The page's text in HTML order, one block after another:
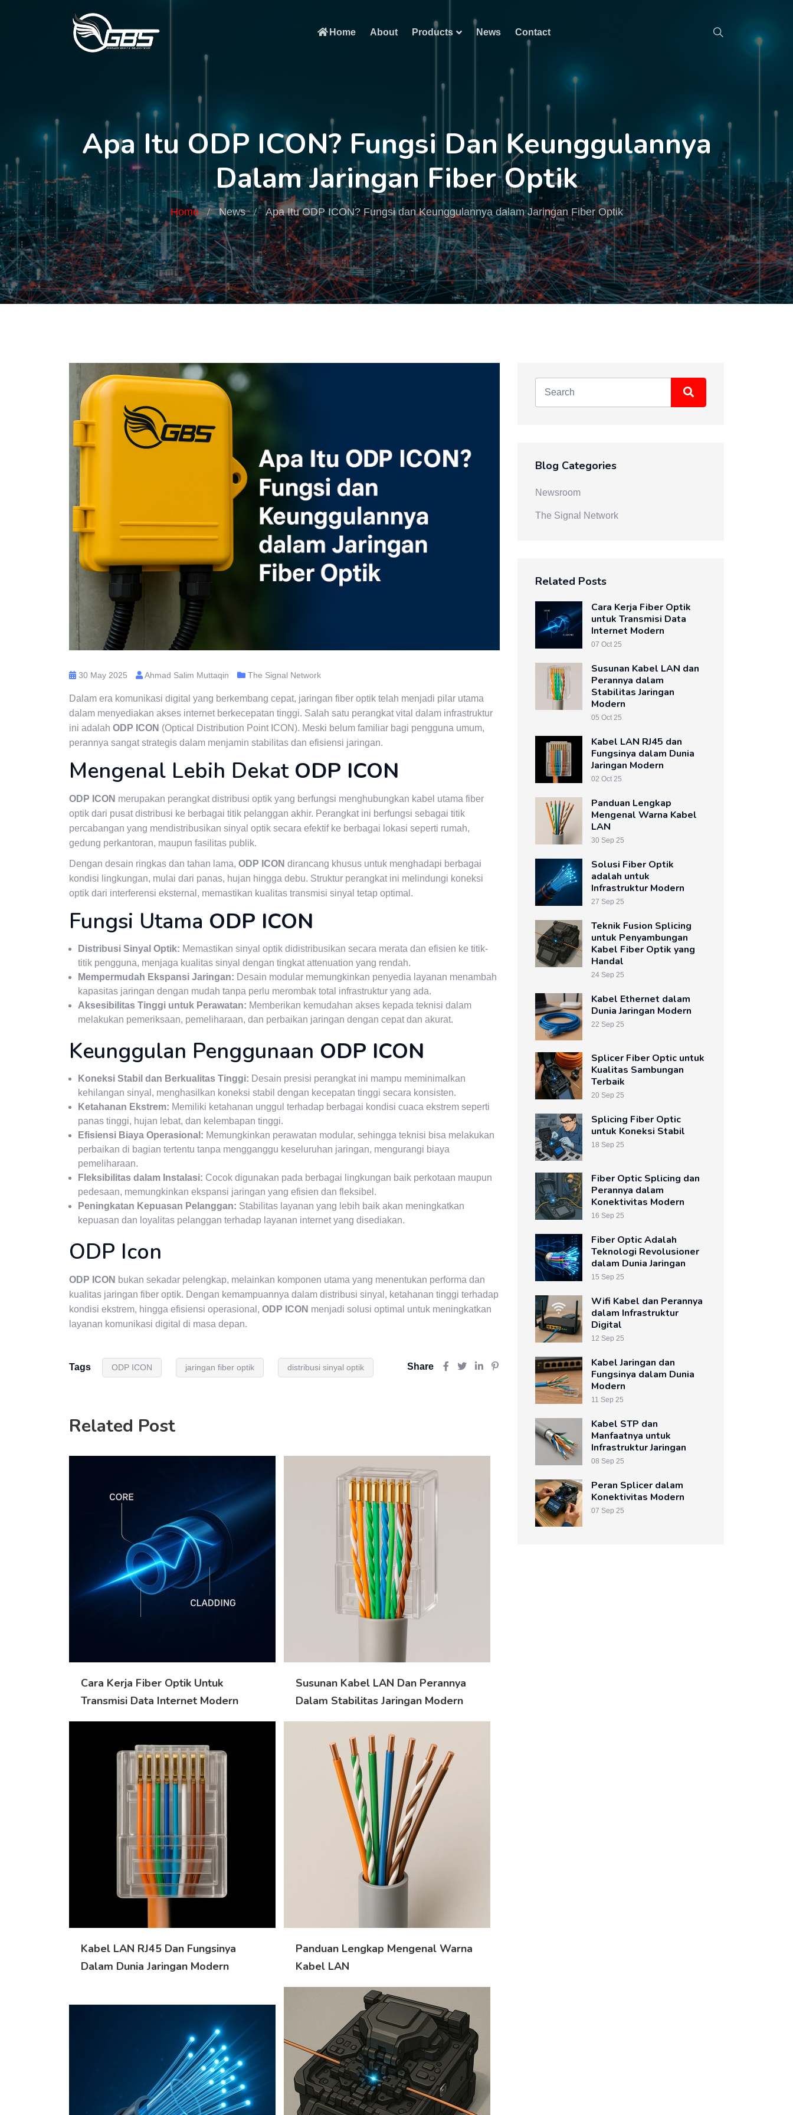
Home About Products News Contact
Apa Itu ODP ICON? Fungsi Dan Keunggulannya
Dalam Jaringan Fiber Optik
Home News Apa Itu ODP ICON? Fungsi dan Keunggulannya dalam Jaringan Fiber Optik
30 May 2025 Ahmad Salim Muttaqin The Signal Network
Dalam era komunikasi digital yang berkembang cepat, jaringan fiber optik telah menjadi pilar utama
dalam menyediakan akses internet berkecepatan tinggi. Salah satu perangkat vital dalam infrastruktur
ini adalah ODP ICON (Optical Distribution Point ICON). Meski belum familiar bagi pengguna umum,
perannya sangat strategis dalam menjamin stabilitas dan efisiensi jaringan.
Mengenal Lebih Dekat ODP ICON
ODP ICON merupakan perangkat distribusi optik yang berfungsi menghubungkan kabel utama fiber
optik dari pusat distribusi ke berbagai titik pelanggan akhir. Perangkat ini berfungsi sebagai titik
percabangan yang mendistribusikan sinyal optik secara efektif ke berbagai lokasi seperti rumah,
gedung perkantoran, maupun fasilitas publik.
Dengan desain ringkas dan tahan lama, ODP ICON dirancang khusus untuk menghadapi berbagai
kondisi lingkungan, mulai dari panas, hujan hingga debu. Struktur perangkat ini melindungi koneksi
optik dari interferensi eksternal, memastikan kualitas transmisi sinyal tetap optimal.
Fungsi Utama ODP ICON
Distribusi Sinyal Optik: Memastikan sinyal optik didistribusikan secara merata dan efisien ke titik-
titik pengguna, menjaga kualitas sinyal dengan tingkat attenuation yang rendah.
Mempermudah Ekspansi Jaringan: Desain modular memungkinkan penyedia layanan menambah
kapasitas jaringan dengan mudah tanpa perlu merombak total infrastruktur yang ada.
Aksesibilitas Tinggi untuk Perawatan: Memberikan kemudahan akses kepada teknisi dalam
melakukan pemeriksaan, pemeliharaan, dan perbaikan jaringan dengan cepat dan akurat.
Keunggulan Penggunaan ODP ICON
Koneksi Stabil dan Berkualitas Tinggi: Desain presisi perangkat ini mampu meminimalkan
kehilangan sinyal, menghasilkan koneksi stabil dengan kecepatan tinggi secara konsisten.
Ketahanan Ekstrem: Memiliki ketahanan unggul terhadap berbagai kondisi cuaca ekstrem seperti
panas tinggi, hujan lebat, dan kelembapan tinggi.
Efisiensi Biaya Operasional: Memungkinkan perawatan modular, sehingga teknisi bisa melakukan
perbaikan di bagian tertentu tanpa mengganggu keseluruhan jaringan, mengurangi biaya
pemeliharaan.
Fleksibilitas dalam Instalasi: Cocok digunakan pada berbagai lingkungan baik perkotaan maupun
pedesaan, memungkinkan ekspansi jaringan yang efisien dan fleksibel.
Peningkatan Kepuasan Pelanggan: Stabilitas layanan yang lebih baik akan meningkatkan
kepuasan dan loyalitas pelanggan terhadap layanan internet yang disediakan.
ODP Icon
ODP ICON bukan sekadar pelengkap, melainkan komponen utama yang menentukan performa dan
kualitas jaringan fiber optik. Dengan kemampuannya dalam distribusi sinyal, ketahanan tinggi terhadap
kondisi ekstrem, hingga efisiensi operasional, ODP ICON menjadi solusi optimal untuk meningkatkan
layanan komunikasi digital di masa depan.
Tags ODP ICON jaringan fiber optik distribusi sinyal optik Share
Related Post
Cara Kerja Fiber Optik Untuk
Transmisi Data Internet Modern
Susunan Kabel LAN Dan Perannya
Dalam Stabilitas Jaringan Modern
Kabel LAN RJ45 Dan Fungsinya
Dalam Dunia Jaringan Modern
Panduan Lengkap Mengenal Warna
Kabel LAN
Blog Categories
Newsroom
The Signal Network
Related Posts
Cara Kerja Fiber Optik
untuk Transmisi Data
Internet Modern
07 Oct 25
Susunan Kabel LAN dan
Perannya dalam
Stabilitas Jaringan
Modern
05 Oct 25
Kabel LAN RJ45 dan
Fungsinya dalam Dunia
Jaringan Modern
02 Oct 25
Panduan Lengkap
Mengenal Warna Kabel
LAN
30 Sep 25
Solusi Fiber Optik
adalah untuk
Infrastruktur Modern
27 Sep 25
Teknik Fusion Splicing
untuk Penyambungan
Kabel Fiber Optik yang
Handal
24 Sep 25
Kabel Ethernet dalam
Dunia Jaringan Modern
22 Sep 25
Splicer Fiber Optic untuk
Kualitas Sambungan
Terbaik
20 Sep 25
Splicing Fiber Optic
untuk Koneksi Stabil
18 Sep 25
Fiber Optic Splicing dan
Perannya dalam
Konektivitas Modern
16 Sep 25
Fiber Optic Adalah
Teknologi Revolusioner
dalam Dunia Jaringan
15 Sep 25
Wifi Kabel dan Perannya
dalam Infrastruktur
Digital
12 Sep 25
Kabel Jaringan dan
Fungsinya dalam Dunia
Modern
11 Sep 25
Kabel STP dan
Manfaatnya untuk
Infrastruktur Jaringan
08 Sep 25
Peran Splicer dalam
Konektivitas Modern
07 Sep 25